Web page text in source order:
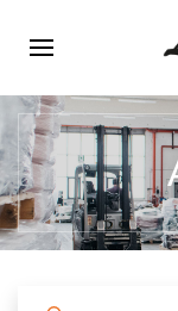
Menu